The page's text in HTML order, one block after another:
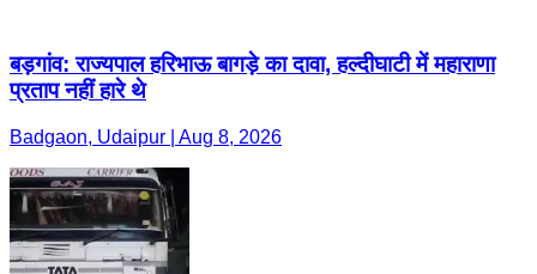
बड़गांव: राज्यपाल हरिभाऊ बागड़े का दावा, हल्दीघाटी में महाराणा
प्रताप नहीं हारे थे
Badgaon, Udaipur | Aug 8, 2026